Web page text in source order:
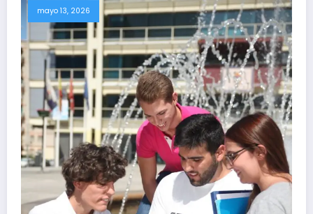
mayo 13, 2026